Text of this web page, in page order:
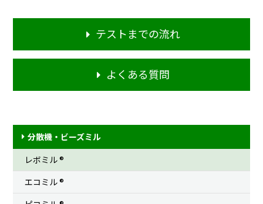
テストまでの流れ
よくある質問
分散機・ビーズミル
レボミル ®
エコミル ®